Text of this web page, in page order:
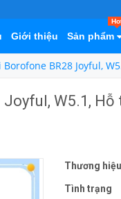
Giới thiệu Sản phẩm
BR28 Joyful,
W5.1, Hỗ
Thương hiệu
Tình trạng